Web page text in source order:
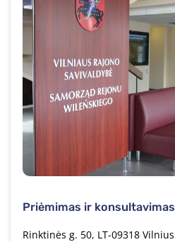
Priėmimas ir konsultavimas
Rinktinės g. 50, LT-09318 Vilnius